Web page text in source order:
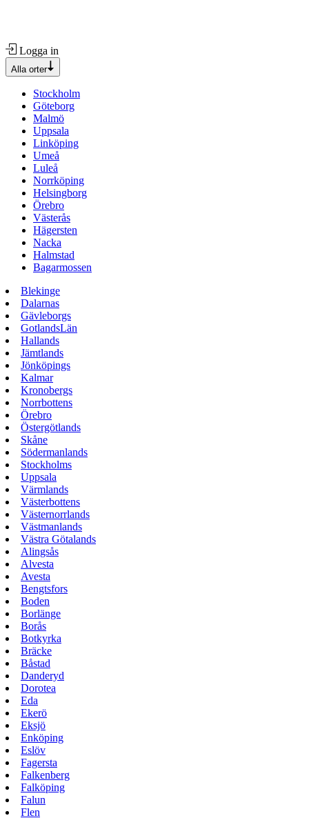
Logga in
Alla orter
Stockholm
Göteborg
Malmö
Uppsala
Linköping
Umeå
Luleå
Norrköping
Helsingborg
Örebro
Västerås
Hägersten
Nacka
Halmstad
Bagarmossen
Blekinge
Dalarnas
Gävleborgs
GotlandsLän
Hallands
Jämtlands
Jönköpings
Kalmar
Kronobergs
Norrbottens
Örebro
Östergötlands
Skåne
Södermanlands
Stockholms
Uppsala
Värmlands
Västerbottens
Västernorrlands
Västmanlands
Västra Götalands
Alingsås
Alvesta
Avesta
Bengtsfors
Boden
Borlänge
Borås
Botkyrka
Bräcke
Båstad
Danderyd
Dorotea
Eda
Ekerö
Eksjö
Enköping
Eslöv
Fagersta
Falkenberg
Falköping
Falun
Flen